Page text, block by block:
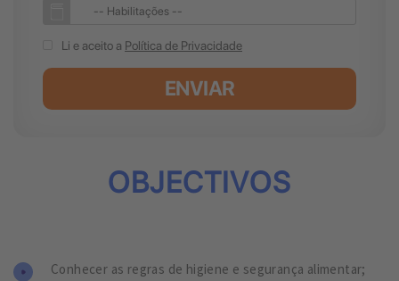
Li e aceito a Política de Privacidade
ENVIAR
OBJECTIVOS
Conhecer as regras de higiene e segurança alimentar;